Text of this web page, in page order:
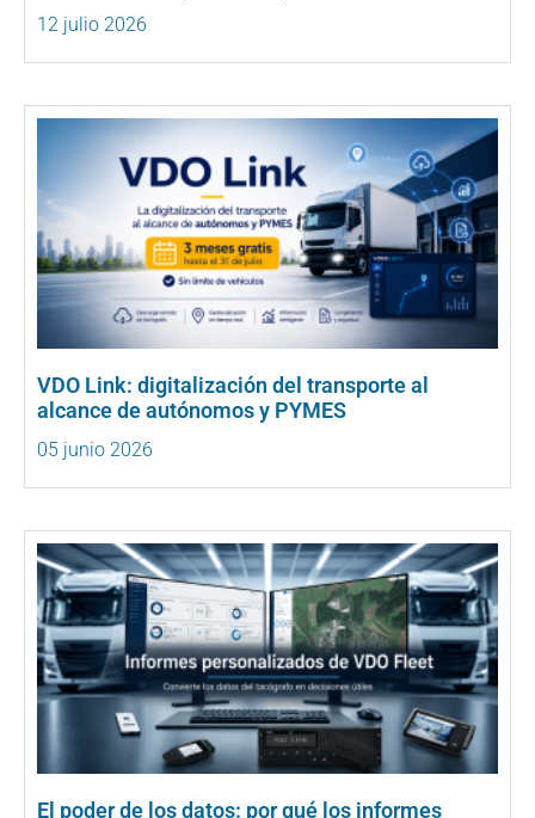
12 julio 2026
VDO Link: digitalización del transporte al
alcance de autónomos y PYMES
05 junio 2026
El poder de los datos: por qué los informes